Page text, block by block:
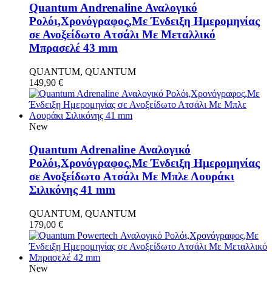
Quantum Andrenaline Αναλογικό
Ρολόι,Χρονόγραφος,Με Ένδειξη Ημερομηνίας
σε Ανοξείδωτο Ατσάλι Με Μεταλλικό
Μπρασελέ 43 mm
QUANTUM, QUANTUM
149,90 €
New
Quantum Adrenaline Αναλογικό
Ρολόι,Χρονόγραφος,Με Ένδειξη Ημερομηνίας
σε Ανοξείδωτο Ατσάλι Με Μπλε Λουράκι
Σιλικόνης 41 mm
QUANTUM, QUANTUM
179,00 €
New